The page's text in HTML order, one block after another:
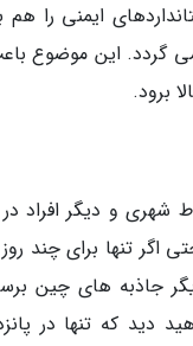
ایمنی را
گردد. این موضوع
برود.
شهری و دیگر
تنها برای چند
جاذبه های چین
دید که تنها در